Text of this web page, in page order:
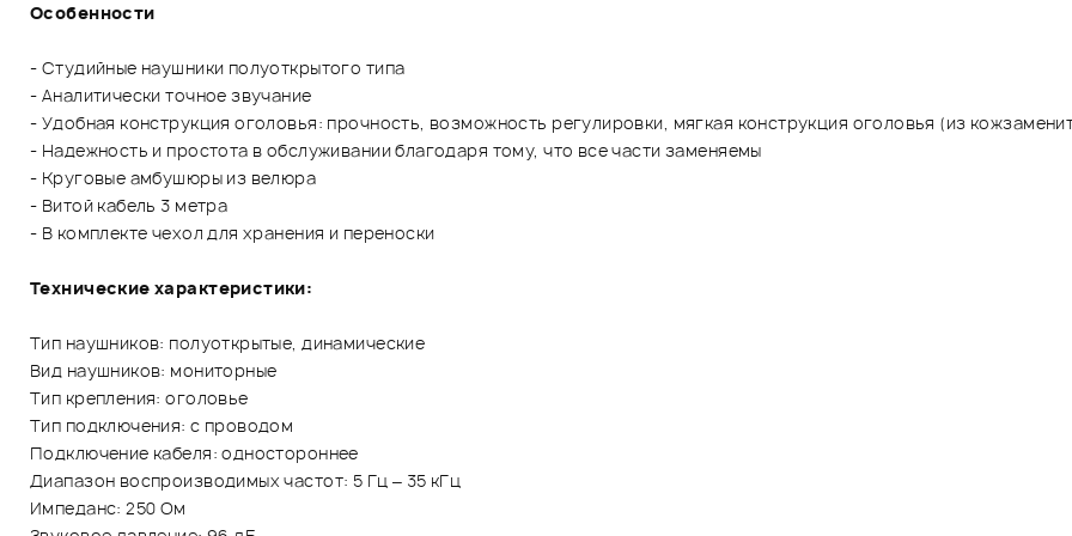
Особенности
- Студийные наушники полуоткрытого типа
- Аналитически точное звучание
- Удобная конструкция оголовья: прочность, возможность регулировки, мягкая конструкция оголовья (из
- Надежность и простота в обслуживании благодаря тому, что все части заменяемы
- Круговые амбушюры из велюра
- Витой кабель 3 метра
- В комплекте чехол для хранения и переноски
Технические характеристики:
Тип наушников: полуоткрытые, динамические
Вид наушников: мониторные
Тип крепления: оголовье
Тип подключения: с проводом
Подключение кабеля: одностороннее
Диапазон воспроизводимых частот: 5 Гц – 35 кГц
Импеданс: 250 Ом